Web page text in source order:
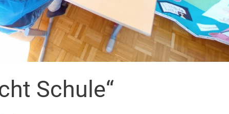
Schule“